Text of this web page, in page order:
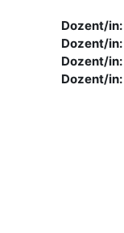
Dozent/in:
Dozent/in:
Dozent/in:
Dozent/in: